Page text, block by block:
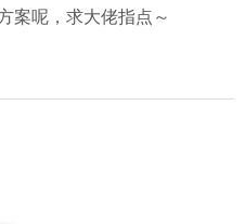
案呢，求大佬指点～